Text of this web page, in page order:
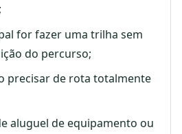
for fazer uma trilha sem
do percurso;
precisar de rota totalmente
aluguel de equipamento ou